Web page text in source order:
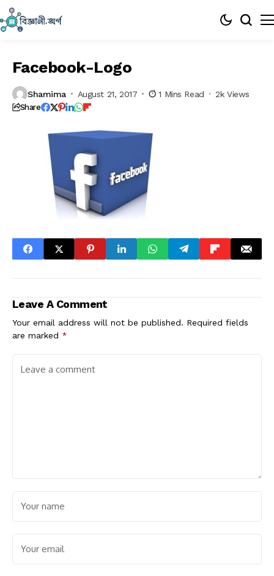
Facebook-Logo
Shamima August 21, 2017 1 Mins Read 2k Views
Share
Leave A Comment
Your email address will not be published. Required fields
are marked *